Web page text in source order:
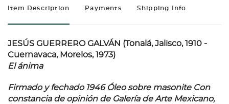
Item Description Payments Shipping Info
JESÚS GUERRERO GALVÁN (Tonalá, Jalisco, 1910 -
Cuernavaca, Morelos, 1973)
El ánima
Firmado y fechado 1946 Óleo sobre masonite Con
constancia de opinión de Galería de Arte Mexicano,